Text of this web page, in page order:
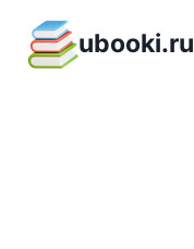
содержимому
ubooki.ru